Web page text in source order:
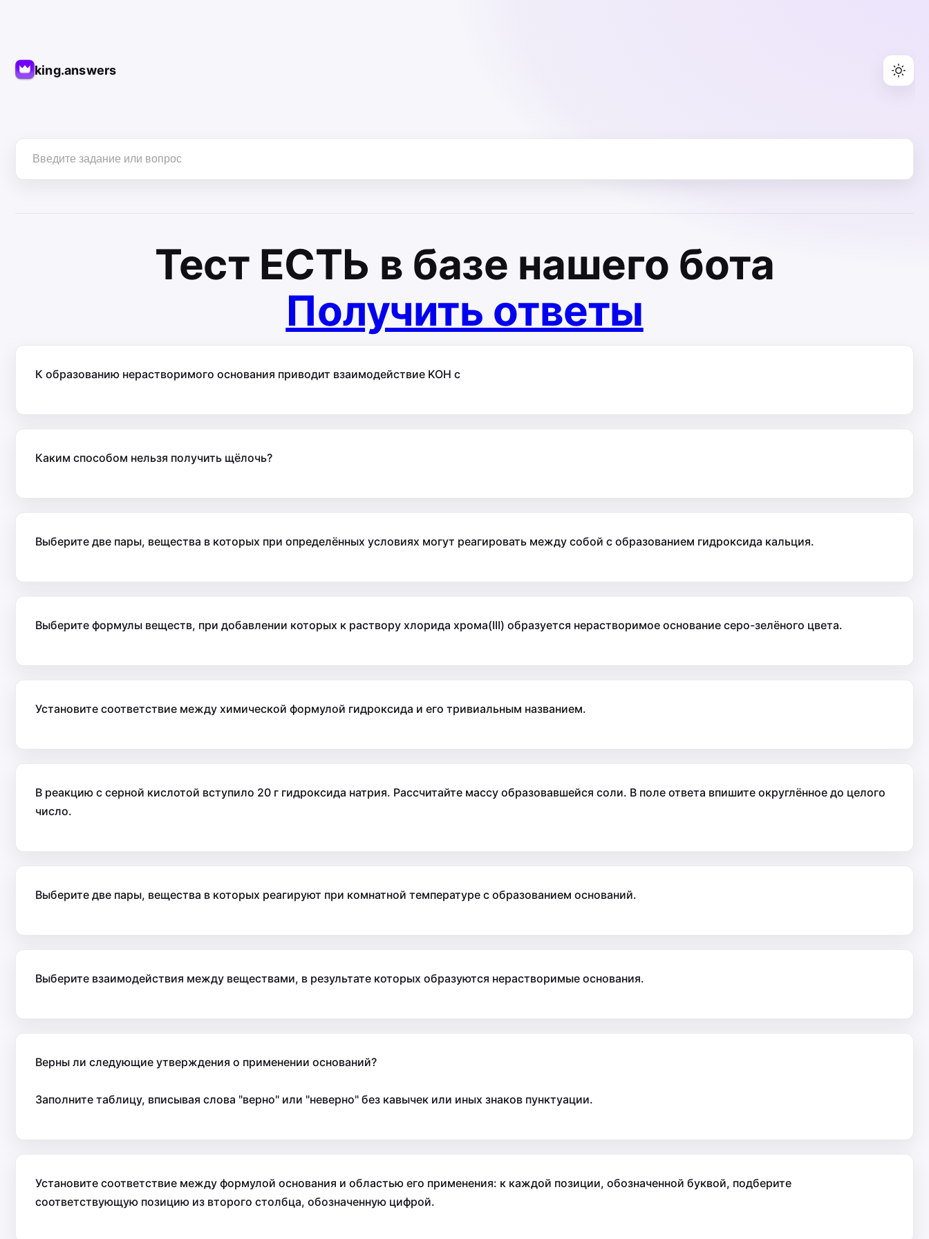
king.answers
Тест ЕСТЬ в базе нашего бота
Получить ответы
К образованию нерастворимого основания приводит взаимодействие KOH с
Каким способом нельзя получить щёлочь?
Выберите две пары, вещества в которых при определённых условиях могут реагировать между собой с образованием гидроксида кальция.
Выберите формулы веществ, при добавлении которых к раствору хлорида хрома(III) образуется нерастворимое основание серо-зелёного цвета.
Установите соответствие между химической формулой гидроксида и его тривиальным названием.
В реакцию с серной кислотой вступило 20 г гидроксида натрия. Рассчитайте массу образовавшейся соли. В поле ответа впишите округлённое до целого
число.
Выберите две пары, вещества в которых реагируют при комнатной температуре с образованием оснований.
Выберите взаимодействия между веществами, в результате которых образуются нерастворимые основания.
Верны ли следующие утверждения о применении оснований?
Заполните таблицу, вписывая слова "верно" или "неверно" без кавычек или иных знаков пунктуации.
Установите со­от­вет­ствие между формулой основания и областью его применения: к каждой позиции, обозначенной буквой, подберите
соответствующую позицию из второго столбца, обозначенную цифрой.